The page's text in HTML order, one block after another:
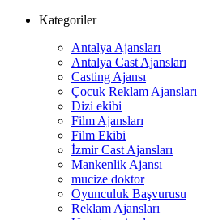
Kategoriler
Antalya Ajansları
Antalya Cast Ajansları
Casting Ajansı
Çocuk Reklam Ajansları
Dizi ekibi
Film Ajansları
Film Ekibi
İzmir Cast Ajansları
Mankenlik Ajansı
mucize doktor
Oyunculuk Başvurusu
Reklam Ajansları